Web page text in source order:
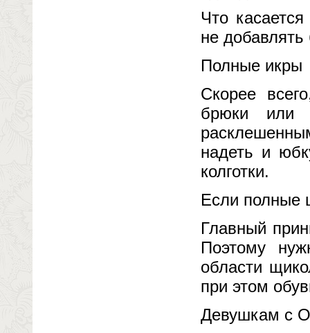
Что
не
Полные икры
Скорее
брюки или
надеть и
колготки.
Если полные
Главный
Поэтому
области
при этом
Девушкам с